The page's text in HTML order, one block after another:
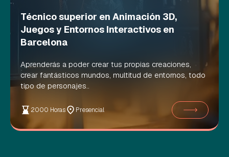
Técnico superior en Animación 3D,
Juegos y Entornos Interactivos en
Barcelona
Aprenderás a poder crear tus propias creaciones,
crear fantásticos mundos, multitud de entornos, todo
tipo de personajes..
2000 Horas Presencial